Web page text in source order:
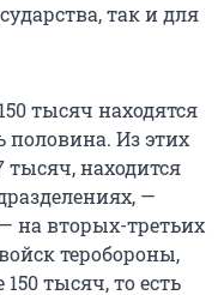
так и для
тысяч находятся
половина. Из этих
тысяч, находится
—
на вторых-третьих
теробороны,
тысяч, то есть